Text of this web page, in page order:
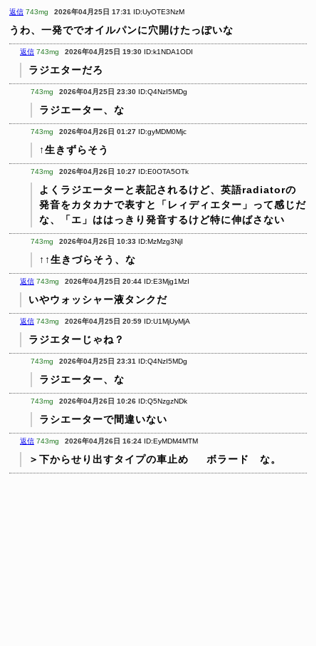
返信 743mg 2026年04月25日 17:31 ID:UyOTE3NzM
うわ、一発ででオイルパンに穴開けたっぽいな
返信 743mg 2026年04月25日 19:30 ID:k1NDA1ODI
ラジエターだろ
743mg 2026年04月25日 23:30 ID:Q4NzI5MDg
ラジエーター、な
743mg 2026年04月26日 01:27 ID:gyMDM0Mjc
↑生きずらそう
743mg 2026年04月26日 10:27 ID:E0OTA5OTk
よくラジエーターと表記されるけど、英語radiatorの
発音をカタカナで表すと「レィディエター」って感じだ
な、「エ」ははっきり発音するけど特に伸ばさない
743mg 2026年04月26日 10:33 ID:MzMzg3NjI
↑↑生きづらそう、な
返信 743mg 2026年04月25日 20:44 ID:E3Mjg1MzI
いやウォッシャー液タンクだ
返信 743mg 2026年04月25日 20:59 ID:U1MjUyMjA
ラジエターじゃね？
743mg 2026年04月25日 23:31 ID:Q4NzI5MDg
ラジエーター、な
743mg 2026年04月26日 10:26 ID:Q5NzgzNDk
ラシエーターで間違いない
返信 743mg 2026年04月26日 16:24 ID:EyMDM4MTM
＞下からせり出すタイプの車止め ボラード な。